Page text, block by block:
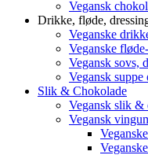
Vegansk
Drikke, fløde,
Veganske
Veganske
Vegansk sovs,
Vegansk suppe
Slik & Chokolade
Vegansk slik &
Vegansk